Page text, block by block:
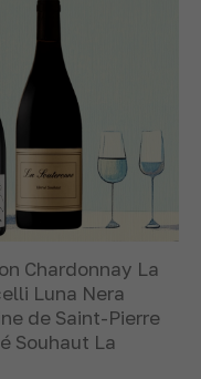
Chardonnay La
Luna Nera
de Saint-Pierre
Souhaut La